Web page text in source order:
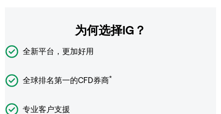
为何选择IG？
全新平台，更加好用
全球排名第一的CFD券商*
专业客户支援